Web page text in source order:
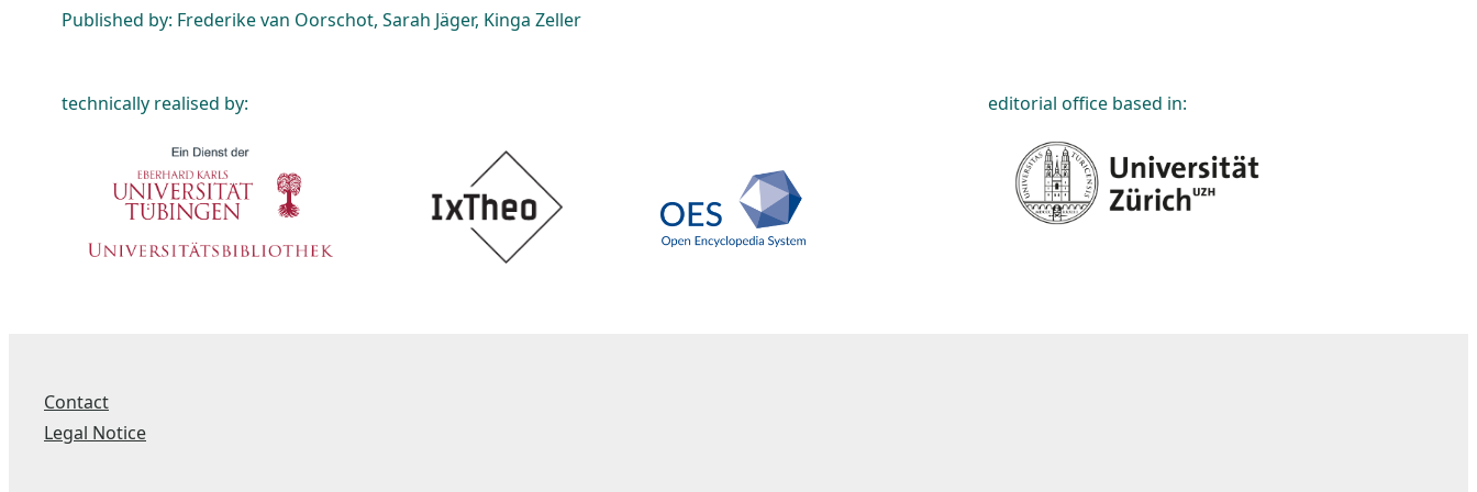
Published by: Frederike van Oorschot, Sarah Jäger, Kinga Zeller
technically realised by: editorial office based in:
Contact
Legal Notice